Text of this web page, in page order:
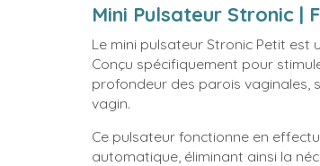
Mini Pulsateur Stronic |
Le mini pulsateur Stronic Petit
Conçu spécifiquement pour
profondeur des parois vaginales,
vagin.
Ce pulsateur fonctionne en
automatique, éliminant ainsi la